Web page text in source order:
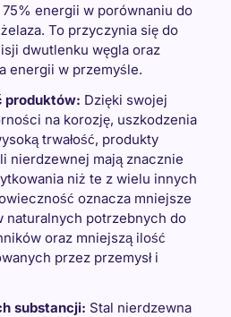
energii w porównaniu do
To przyczynia się do
dwutlenku węgla oraz
energii w przemyśle.
produktów: Dzięki swojej
na korozję, uszkodzenia
trwałość, produkty
nierdzewnej mają znacznie
niż te z wielu innych
oznacza mniejsze
naturalnych potrzebnych do
oraz mniejszą ilość
przez przemysł i
substancji: Stal nierdzewna